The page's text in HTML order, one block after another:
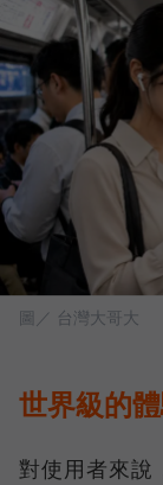
圖／ 台灣大哥大
世界級的
對使用者來說